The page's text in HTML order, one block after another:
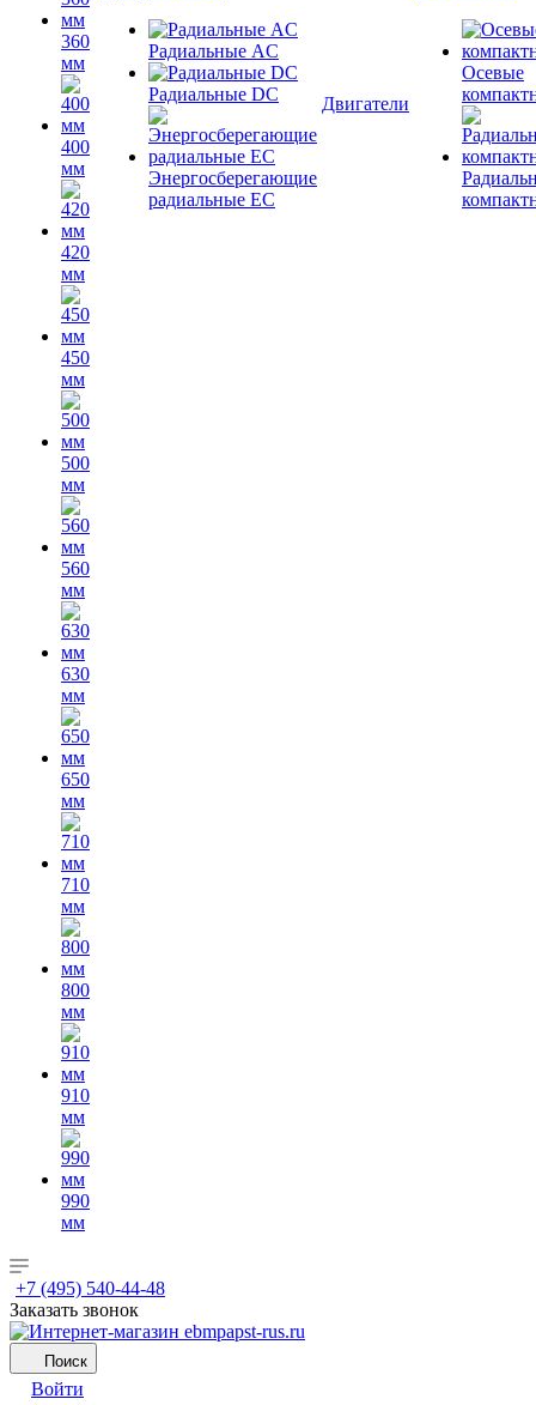
360
мм
400
мм
420
мм
450
мм
500
мм
560
мм
630
мм
650
мм
710
мм
800
мм
910
мм
990
мм
Радиальные AC
Радиальные DC
Энергосберегающие
радиальные EC
Двигатели
Осевые
+7 (495) 540-44-48
Заказать звонок
Поиск
Войти